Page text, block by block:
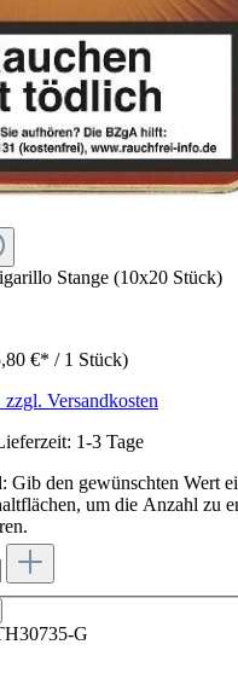
€* / 1 Stück)
Versandkosten
1-3 Tage
Gib den gewünschten Wert
um die Anzahl zu
G